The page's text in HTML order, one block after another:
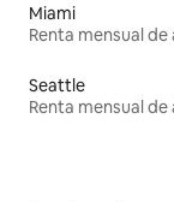
Miami
Seattle